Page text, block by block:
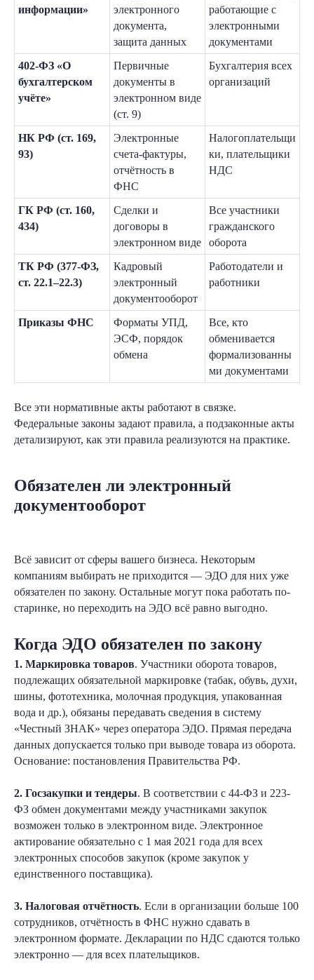
информации»
электронного
документа,
защита данных
работающие с
электронными
документами
402-ФЗ «О
бухгалтерском
учёте»
Первичные
документы в
электронном виде
(ст. 9)
Бухгалтерия всех
организаций
НК РФ (ст. 169,
93)
Электронные
счета-фактуры,
отчётность в
ФНС
Налогоплательщи
ки, плательщики
НДС
ГК РФ (ст. 160,
434)
Сделки и
договоры в
электронном виде
Все участники
гражданского
оборота
ТК РФ (377-ФЗ,
ст. 22.1–22.3)
Кадровый
электронный
документооборот
Работодатели и
работники
Приказы ФНС
Форматы УПД,
ЭСФ, порядок
обмена
Все, кто
обменивается
формализованны
ми документами
Все эти нормативные акты работают в связке.
Федеральные законы задают правила, а подзаконные акты
детализируют, как эти правила реализуются на практике.
Обязателен ли электронный
документооборот
Всё зависит от сферы вашего бизнеса. Некоторым
компаниям выбирать не приходится — ЭДО для них уже
обязателен по закону. Остальные могут пока работать по-
старинке, но переходить на ЭДО всё равно выгодно.
Когда ЭДО обязателен по закону
1. Маркировка товаров. Участники оборота товаров,
подлежащих обязательной маркировке (табак, обувь, духи,
шины, фототехника, молочная продукция, упакованная
вода и др.), обязаны передавать сведения в систему
«Честный ЗНАК» через оператора ЭДО. Прямая передача
данных допускается только при выводе товара из оборота.
Основание: постановления Правительства РФ.
2. Госзакупки и тендеры. В соответствии с 44-ФЗ и 223-
ФЗ обмен документами между участниками закупок
возможен только в электронном виде. Электронное
актирование обязательно с 1 мая 2021 года для всех
электронных способов закупок (кроме закупок у
единственного поставщика).
3. Налоговая отчётность. Если в организации больше 100
сотрудников, отчётность в ФНС нужно сдавать в
электронном формате. Декларации по НДС сдаются только
электронно — для всех плательщиков.
Оставляйте заявку на онлайн-
+7
Согласенна обработку персональных данных
Согласенполучать полезную информацию
Отправить заявку